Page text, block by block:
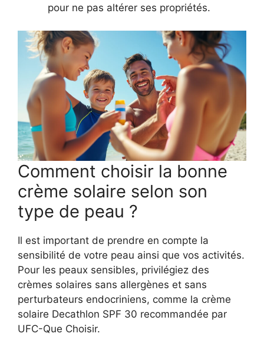
pour ne pas altérer ses propriétés.
Comment choisir la bonne
crème solaire selon son
type de peau ?
Il est important de prendre en compte la
sensibilité de votre peau ainsi que vos activités.
Pour les peaux sensibles, privilégiez des
crèmes solaires sans allergènes et sans
perturbateurs endocriniens, comme la crème
solaire Decathlon SPF 30 recommandée par
UFC-Que Choisir.